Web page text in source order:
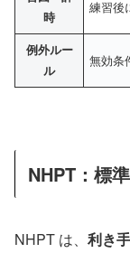
時
練習後
例外ルー
ル
無効条
NHPT：標
NHPT は、 利き